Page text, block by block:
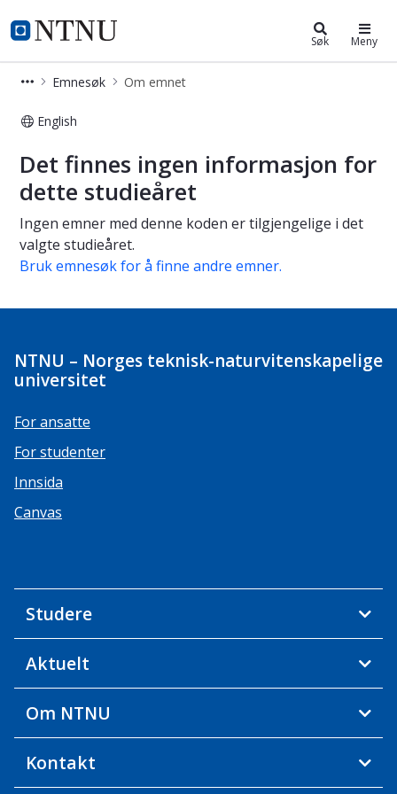
NTNU Hjemmeside
Studier Søk Meny
Emnesøk Om emnet
English
Om emnet
Det finnes ingen informasjon for
dette studieåret
Ingen emner med denne koden er tilgjengelige i det
valgte studieåret.
Bruk emnesøk for å finne andre emner.
NTNU – Norges teknisk-naturvitenskapelige
universitet
For ansatte
For studenter
Innsida
Canvas
Studere
Aktuelt
Om NTNU
Kontakt